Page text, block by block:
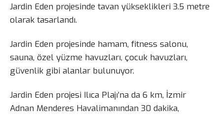
Jardin Eden projesinde tavan yükseklikleri 3.5 metre
olarak tasarlandı.
Jardin Eden projesinde hamam, fitness salonu,
sauna, özel yüzme havuzları, çocuk havuzları,
güvenlik gibi alanlar bulunuyor.
Jardin Eden projesi Ilıca Plajı’na da 6 km, İzmir
Adnan Menderes Havalimanından 30 dakika,